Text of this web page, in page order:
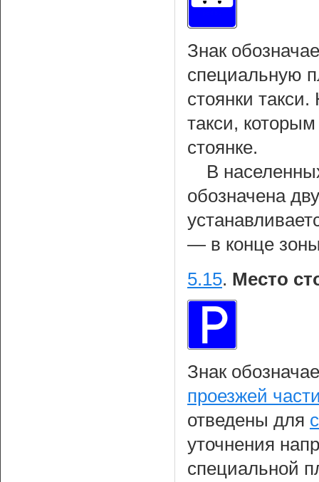
Знак
специальную
стоянки
такси,
стоянке.
В
обозначена
— в конце
5.15. Место
Знак
проезжей
отведены для
уточнения
специальной